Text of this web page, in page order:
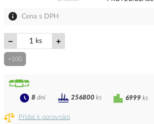
Cena s DPH
ks
+100
Přidat k porovnání
6999 ks
8 dní 256800 ks